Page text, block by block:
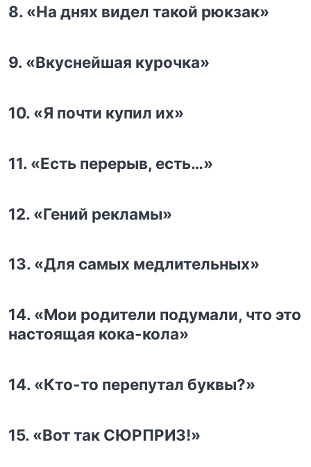
8. «На днях видел такой рюкзак»
9. «Вкуснейшая курочка»
10. «Я почти купил их»
11. «Есть перерыв, есть…»
12. «Гений рекламы»
13. «Для самых медлительных»
14. «Мои родители подумали, что это
настоящая кока-кола»
14. «Кто-то перепутал буквы?»
15. «Вот так СЮРПРИЗ!»